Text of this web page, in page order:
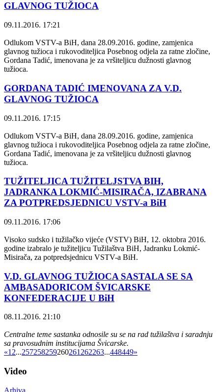
GLAVNOG TUŽIOCA
09.11.2016. 17:21
Odlukom VSTV-a BiH, dana 28.09.2016. godine, zamjenica
glavnog tužioca i rukovoditeljica Posebnog odjela za ratne zločine,
Gordana Tadić, imenovana je za vršiteljicu dužnosti glavnog
tužioca.
GORDANA TADIĆ IMENOVANA ZA V.D.
GLAVNOG TUŽIOCA
09.11.2016. 17:15
Odlukom VSTV-a BiH, dana 28.09.2016. godine, zamjenica
glavnog tužioca i rukovoditeljica Posebnog odjela za ratne zločine,
Gordana Tadić, imenovana je za vršiteljicu dužnosti glavnog
tužioca.
TUŽITELJICA TUŽITELJSTVA BIH,
JADRANKA LOKMIĆ-MISIRAČA, IZABRANA
ZA POTPREDSJEDNICU VSTV-a BiH
09.11.2016. 17:06
Visoko sudsko i tužilačko vijeće (VSTV) BiH, 12. oktobra 2016.
godine izabralo je tužiteljicu Tužilaštva BiH, Jadranku Lokmić-
Misirača, za potpredsjednicu VSTV-a BiH.
V.D. GLAVNOG TUŽIOCA SASTALA SE SA
AMBASADORICOM ŠVICARSKE
KONFEDERACIJE U BiH
08.11.2016. 21:10
Centralne teme sastanka odnosile su se na rad tužilaštva i saradnju
sa pravosudnim institucijama Švicarske.
«12...257258259260261262263...448449»
Video
Arhiva